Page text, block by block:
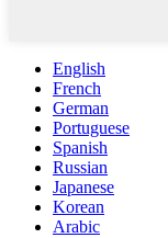
English
French
German
Portuguese
Spanish
Russian
Japanese
Korean
Arabic